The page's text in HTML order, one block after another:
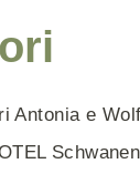
Antonia e